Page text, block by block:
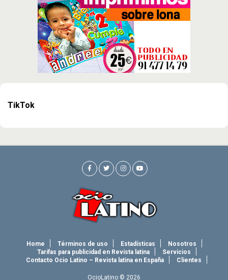
TikTok
Home Términos de uso Estadísticas
Nosotros
Tarifas para publicidad en Revista latina
Servicios
Contacto Ocio Latino – Revista latina en España
Clientes
OcioLatino © 2026